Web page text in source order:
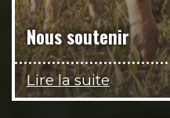
Nous soutenir
Lire la suite